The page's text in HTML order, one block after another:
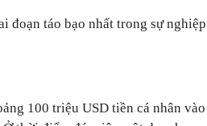
đoạn táo bạo nhất trong sự nghiệp
100 triệu USD tiền cá nhân vào